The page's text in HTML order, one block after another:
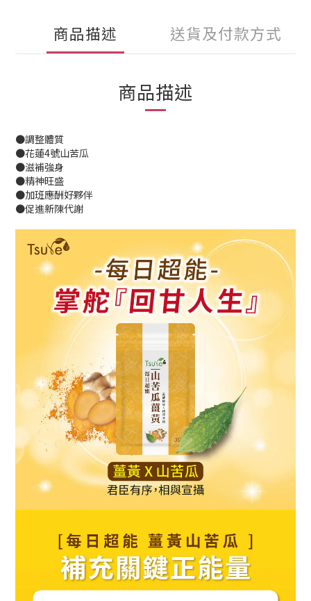
商品描述 送貨及付款方式
商品描述
●調整體質
●花蓮4號山苦瓜
●滋補強身
●精神旺盛
●加班應酬好夥伴
●促進新陳代謝